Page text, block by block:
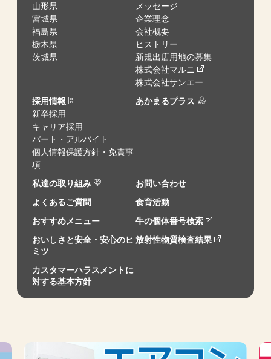
山形県
宮城県
福島県
栃木県
茨城県
メッセージ
企業理念
会社概要
ヒストリー
新規出店用地の募集
株式会社マルニ
株式会社サンエー
採用情報
新卒採用
キャリア採用
パート・アルバイト
個人情報保護方針・免責事
項
あかまるプラス
私達の取り組み
お問い合わせ
よくあるご質問
食育活動
おすすめメニュー
牛の個体番号検索
おいしさと安全・安心のヒ
ミツ
放射性物質検査結果
カスタマーハラスメントに
対する基本方針